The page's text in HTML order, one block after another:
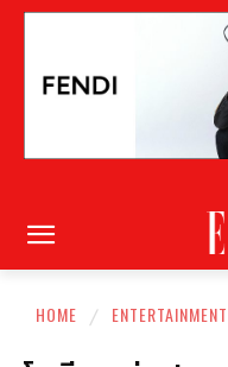
HOME ENTERTAINMENT